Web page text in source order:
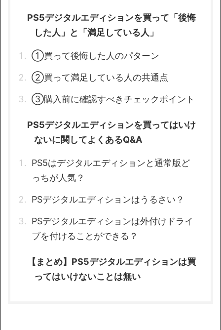
PS5デジタルエディションを買って「後悔
した人」と「満足している人」
①買って後悔した人のパターン
②買って満足している人の共通点
③購入前に確認すべきチェックポイント
PS5デジタルエディションを買ってはいけ
ないに関してよくあるQ&A
PS5はデジタルエディションと通常版ど
っちが人気？
PSデジタルエディションはうるさい？
PSデジタルエディションは外付けドライ
ブを付けることができる？
【まとめ】PS5デジタルエディションは買
ってはいけないことは無い